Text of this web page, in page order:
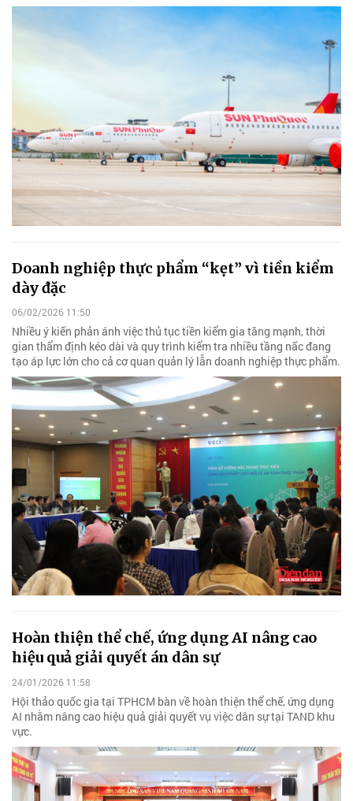
Doanh nghiệp thực phẩm “kẹt” vì tiền kiểm
dày đặc
06/02/2026 11:50
Nhiều ý kiến phản ánh việc thủ tục tiền kiểm gia tăng mạnh, thời
gian thẩm định kéo dài và quy trình kiểm tra nhiều tầng nấc đang
tạo áp lực lớn cho cả cơ quan quản lý lẫn doanh nghiệp thực phẩm.
Hoàn thiện thể chế, ứng dụng AI nâng cao
hiệu quả giải quyết án dân sự
24/01/2026 11:58
Hội thảo quốc gia tại TPHCM bàn về hoàn thiện thể chế, ứng dụng
AI nhằm nâng cao hiệu quả giải quyết vụ việc dân sự tại TAND khu
vực.